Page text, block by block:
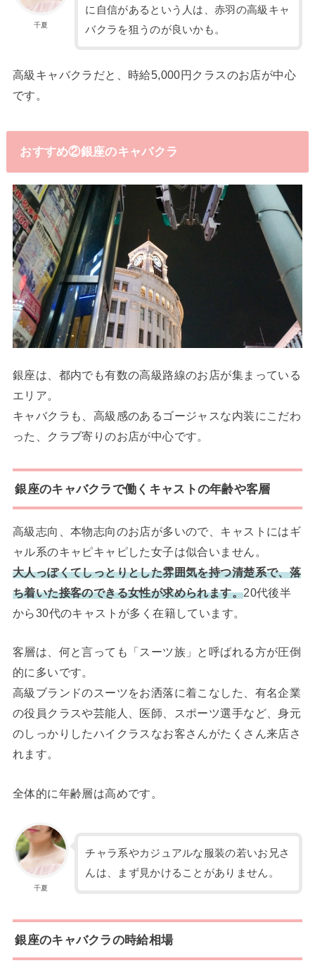
千夏
に自信があるという人は、赤羽の高級キャ
バクラを狙うのが良いかも。
高級キャバクラだと、時給5,000円クラスのお店が中心
です。
おすすめ②銀座のキャバクラ
銀座は、都内でも有数の高級路線のお店が集まっている
エリア。
キャバクラも、高級感のあるゴージャスな内装にこだわ
った、クラブ寄りのお店が中心です。
銀座のキャバクラで働くキャストの年齢や客層
高級志向、本物志向のお店が多いので、キャストにはギ
ャル系のキャピキャピした女子は似合いません。
大人っぽくてしっとりとした雰囲気を持つ清楚系で、落
ち着いた接客のできる女性が求められます。20代後半
から30代のキャストが多く在籍しています。
客層は、何と言っても「スーツ族」と呼ばれる方が圧倒
的に多いです。
高級ブランドのスーツをお洒落に着こなした、有名企業
の役員クラスや芸能人、医師、スポーツ選手など、身元
のしっかりしたハイクラスなお客さんがたくさん来店さ
れます。
全体的に年齢層は高めです。
千夏
チャラ系やカジュアルな服装の若いお兄さ
んは、まず見かけることがありません。
銀座のキャバクラの時給相場